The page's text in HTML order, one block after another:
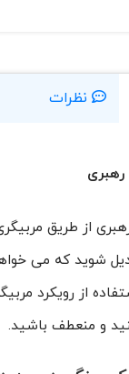
نظرات
از طریق
شوید که می
از رویکرد
و منعطف باشید.